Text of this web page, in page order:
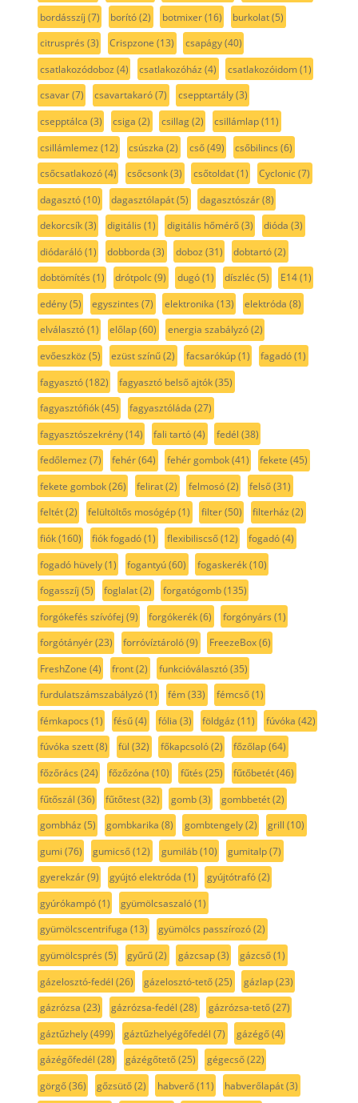
bordásszíj (7) borító(2) botmixer(16) burkolat(5)
citrusprés (3) Crispzone (13) csapágy(40)
csatlakozódoboz (4) csatlakozóház (4) csatlakozóidom(1)
csavar(7) csavartakaró(7) csepptartály(3)
csepptálca (3) csiga (2) csillag(2) csillámlap(11)
csillámlemez (12) csúszka (2) cső(49) csőbilincs (6)
csőcsatlakozó(4) csőcsonk(3) csőtoldat(1) Cyclonic(7)
dagasztó(10) dagasztólapát(5) dagasztószár(8)
dekorcsík(3) digitális (1) digitális hőmérő(3) dióda (3)
diódaráló(1) dobborda (3) doboz (31) dobtartó(2)
dobtömítés (1) drótpolc(9) dugó(1) díszléc(5) E14(1)
edény(5) egyszintes (7) elektronika (13) elektróda (8)
elválasztó(1) előlap(60) energia szabályzó(2)
evőeszköz (5) ezüst színű(2) facsarókúp(1) fagadó(1)
fagyasztó(182) fagyasztó belső ajtók(35)
fagyasztófiók(45) fagyasztóláda (27)
fagyasztószekrény(14) fali tartó(4) fedél (38)
fedőlemez (7) fehér(64) fehér gombok(41) fekete (45)
fekete gombok(26) felirat(2) felmosó(2) felső(31)
feltét(2) felültöltős mosógép(1) filter(50) filterház (2)
fiók(160) fiók fogadó(1) flexibiliscső(12) fogadó(4)
fogadó hüvely(1) fogantyú(60) fogaskerék(10)
fogasszíj (5) foglalat(2) forgatógomb(135)
forgókefés szívófej (9) forgókerék(6) forgónyárs (1)
forgótányér(23) forróvíztároló(9) FreezeBox(6)
FreshZone (4) front(2) funkcióválasztó(35)
furdulatszámszabályzó(1) fém(33) fémcső(1)
fémkapocs (1) fésű(4) fólia (3) földgáz (11) fúvóka (42)
fúvóka szett(8) fül (32) főkapcsoló(2) főzőlap(64)
főzőrács (24) főzőzóna (10) fűtés (25) fűtőbetét(46)
fűtőszál (36) fűtőtest(32) gomb(3) gombbetét(2)
gombház (5) gombkarika (8) gombtengely(2) grill (10)
gumi (76) gumicső(12) gumiláb(10) gumitalp(7)
gyerekzár(9) gyújtó elektróda (1) gyújtótrafó(2)
gyúrókampó(1) gyümölcsaszaló(1)
gyümölcscentrifuga (13) gyümölcs passzírozó(2)
gyümölcsprés (5) gyűrű(2) gázcsap(3) gázcső(1)
gázelosztó-fedél (26) gázelosztó-tető(25) gázlap(23)
gázrózsa (23) gázrózsa-fedél (28) gázrózsa-tető(27)
gáztűzhely(499) gáztűzhelyégőfedél (7) gázégő(4)
gázégőfedél (28) gázégőtető(25) gégecső(22)
görgő(36) gőzsütő(2) habverő(11) habverőlapát(3)